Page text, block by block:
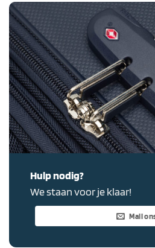
Hulp nodig?
We staan voor je klaar!
Mail